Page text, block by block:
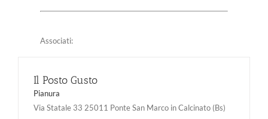
Associati:
Il Posto Gusto
Pianura
Via Statale 33 25011 Ponte San Marco in Calcinato (Bs)